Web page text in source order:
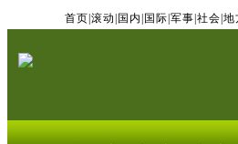
首页 滚动 国内 国际 军事 社会 地